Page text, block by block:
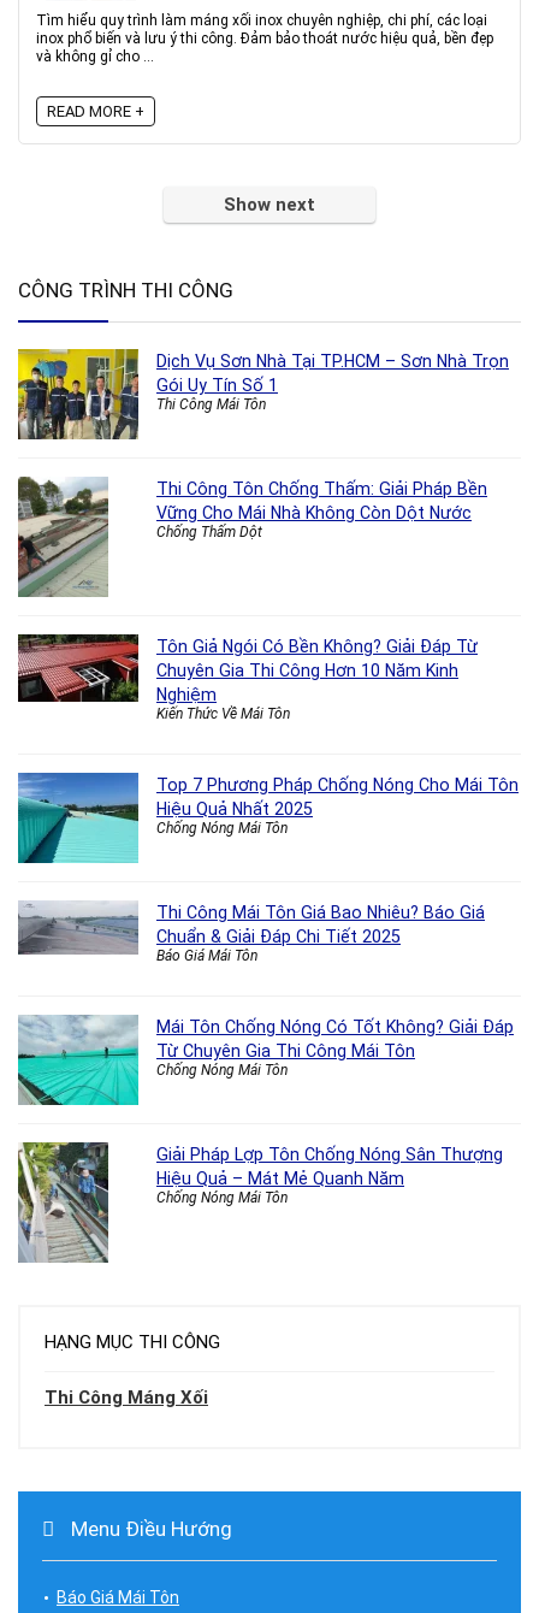
Tìm hiểu quy trình làm máng xối inox chuyên nghiệp, chi phí, các loại
inox phổ biến và lưu ý thi công. Đảm bảo thoát nước hiệu quả, bền đẹp
và không gỉ cho ...
READ MORE +
Show next
CÔNG TRÌNH THI CÔNG
Dịch Vụ Sơn Nhà Tại TP.HCM – Sơn Nhà Trọn
Gói Uy Tín Số 1
Thi Công Mái Tôn
Thi Công Tôn Chống Thấm: Giải Pháp Bền
Vững Cho Mái Nhà Không Còn Dột Nước
Chống Thấm Dột
Tôn Giả Ngói Có Bền Không? Giải Đáp Từ
Chuyên Gia Thi Công Hơn 10 Năm Kinh
Nghiệm
Kiến Thức Về Mái Tôn
Top 7 Phương Pháp Chống Nóng Cho Mái Tôn
Hiệu Quả Nhất 2025
Chống Nóng Mái Tôn
Thi Công Mái Tôn Giá Bao Nhiêu? Báo Giá
Chuẩn & Giải Đáp Chi Tiết 2025
Báo Giá Mái Tôn
Mái Tôn Chống Nóng Có Tốt Không? Giải Đáp
Từ Chuyên Gia Thi Công Mái Tôn
Chống Nóng Mái Tôn
Giải Pháp Lợp Tôn Chống Nóng Sân Thượng
Hiệu Quả – Mát Mẻ Quanh Năm
Chống Nóng Mái Tôn
HẠNG MỤC THI CÔNG
Thi Công Máng Xối
Menu Điều Hướng
Báo Giá Mái Tôn